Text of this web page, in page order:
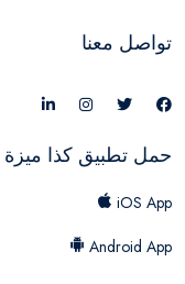
تواصل معنا
حمل تطبيق كذا ميزة
iOS App
Android App